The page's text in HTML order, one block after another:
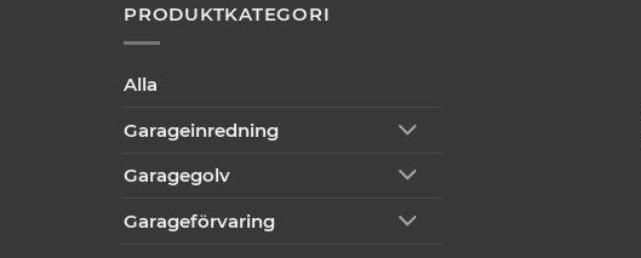
PRODUKTKATEGORI
Alla
Garageinredning
Garagegolv
Garageförvaring